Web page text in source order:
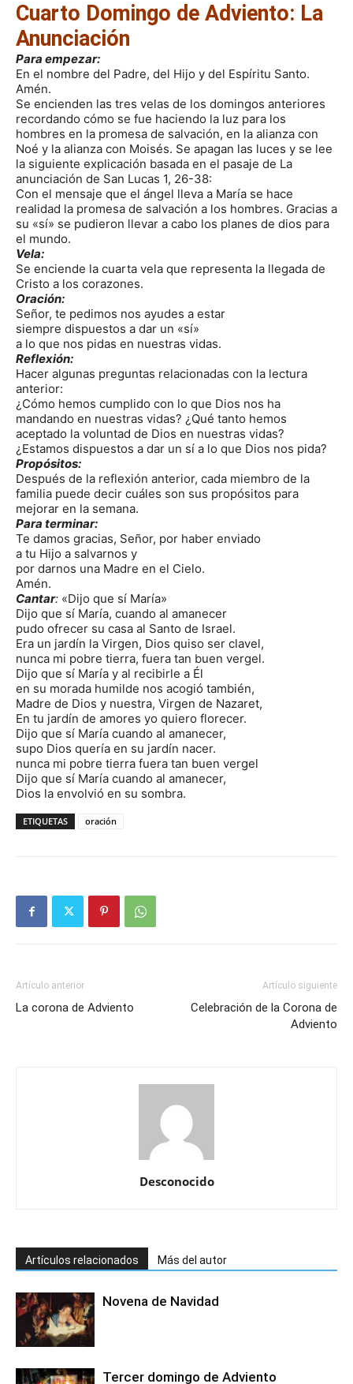
Cuarto Domingo de Adviento: La
Anunciación
Para empezar:
En el nombre del Padre, del Hijo y del Espíritu Santo.
Amén.
Se encienden las tres velas de los domingos anteriores
recordando cómo se fue haciendo la luz para los
hombres en la promesa de salvación, en la alianza con
Noé y la alianza con Moisés. Se apagan las luces y se lee
la siguiente explicación basada en el pasaje de La
anunciación de San Lucas 1, 26-38:
Con el mensaje que el ángel lleva a María se hace
realidad la promesa de salvación a los hombres. Gracias a
su «sí» se pudieron llevar a cabo los planes de dios para
el mundo.
Vela:
Se enciende la cuarta vela que representa la llegada de
Cristo a los corazones.
Oración:
Señor, te pedimos nos ayudes a estar
siempre dispuestos a dar un «sí»
a lo que nos pidas en nuestras vidas.
Reflexión:
Hacer algunas preguntas relacionadas con la lectura
anterior:
¿Cómo hemos cumplido con lo que Dios nos ha
mandando en nuestras vidas? ¿Qué tanto hemos
aceptado la voluntad de Dios en nuestras vidas?
¿Estamos dispuestos a dar un sí a lo que Dios nos pida?
Propósitos:
Después de la reflexión anterior, cada miembro de la
familia puede decir cuáles son sus propósitos para
mejorar en la semana.
Para terminar:
Te damos gracias, Señor, por haber enviado
a tu Hijo a salvarnos y
por darnos una Madre en el Cielo.
Amén.
Cantar: «Dijo que sí María»
Dijo que sí María, cuando al amanecer
pudo ofrecer su casa al Santo de Israel.
Era un jardín la Virgen, Dios quiso ser clavel,
nunca mi pobre tierra, fuera tan buen vergel.
Dijo que sí María y al recibirle a Él
en su morada humilde nos acogió también,
Madre de Dios y nuestra, Virgen de Nazaret,
En tu jardín de amores yo quiero florecer.
Dijo que sí María cuando al amanecer,
supo Dios quería en su jardín nacer.
nunca mi pobre tierra fuera tan buen vergel
Dijo que sí María cuando al amanecer,
Dios la envolvió en su sombra.
ETIQUETAS oración
Artículo anterior
La corona de Adviento
Artículo siguiente
Celebración de la Corona de
Adviento
Desconocido
Artículos relacionados Más del autor
Novena de Navidad
Tercer domingo de Adviento